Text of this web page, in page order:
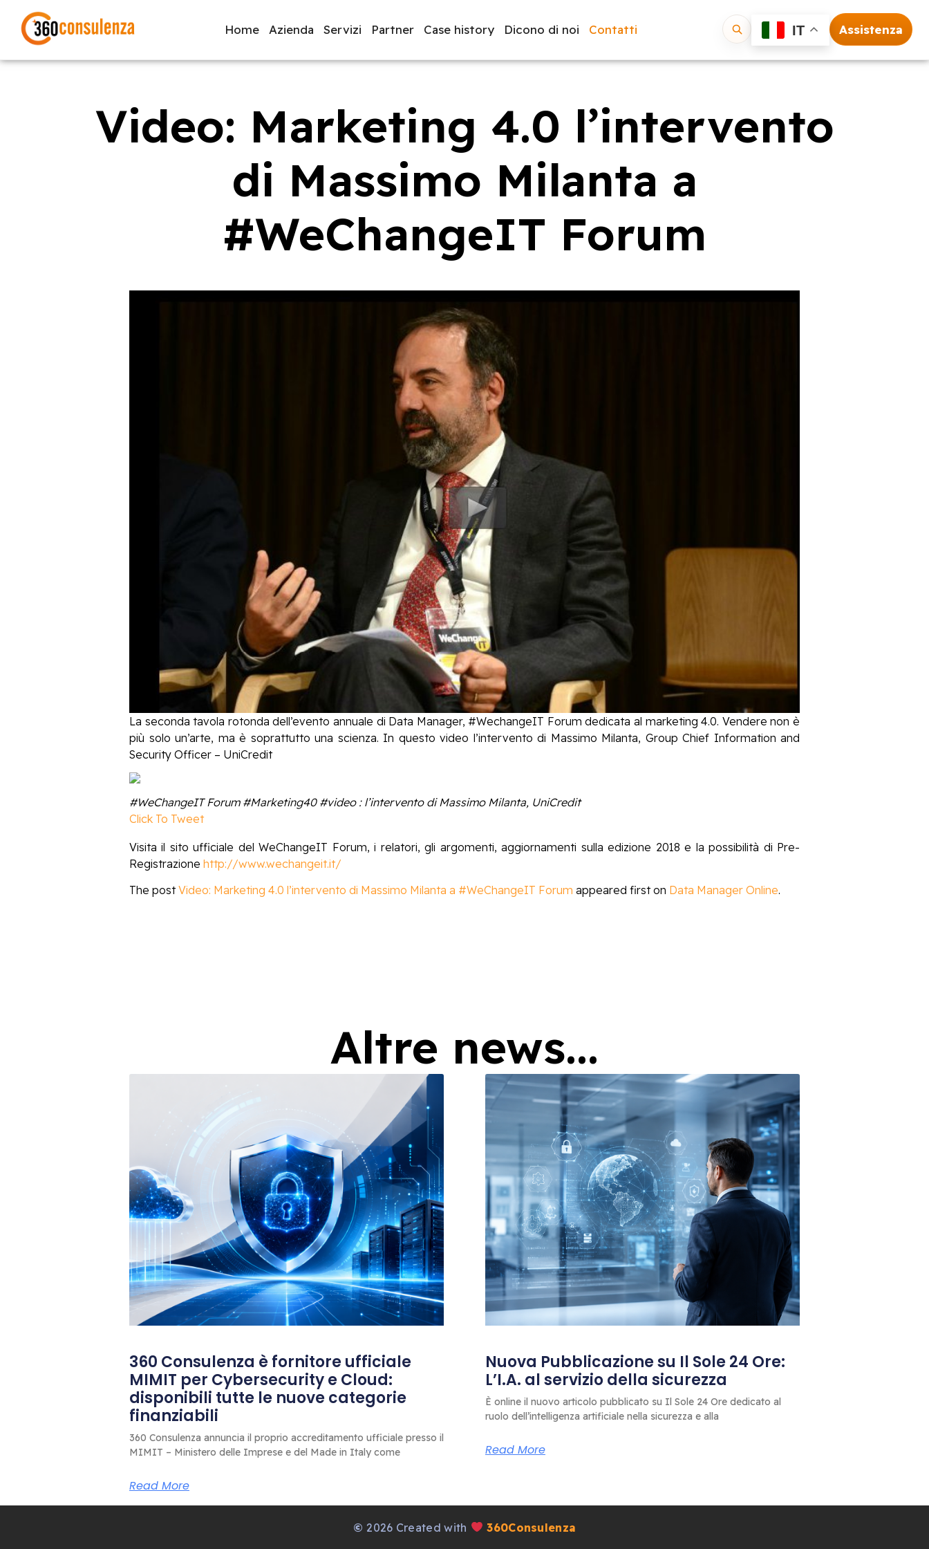
Home Azienda Servizi Partner Case history Dicono di noi Contatti IT Assistenza
GDPR NIS2 Bandi ISO 27001 Sviluppo software
Inizia a digitare per visualizzare le pagine consigliate.
Video: Marketing 4.0 l’intervento
di Massimo Milanta a
#WeChangeIT Forum
La seconda tavola rotonda dell’evento annuale di Data Manager, #WechangeIT Forum dedicata al marketing 4.0. Vendere non è
più solo un’arte, ma è soprattutto una scienza. In questo video l’intervento di Massimo Milanta, Group Chief Information and
Security Officer – UniCredit
#WeChangeIT Forum #Marketing40 #video : l’intervento di Massimo Milanta, UniCredit
Click To Tweet
Visita il sito ufficiale del WeChangeIT Forum, i relatori, gli argomenti, aggiornamenti sulla edizione 2018 e la possibilità di Pre-
Registrazione http://www.wechangeit.it/
The postVideo: Marketing 4.0 l’intervento di Massimo Milanta a #WeChangeIT Forum appeared first on Data Manager Online.
Altre news...
360 Consulenza è fornitore ufficiale
MIMIT per Cybersecurity e Cloud:
disponibili tutte le nuove categorie
finanziabili
360 Consulenza annuncia il proprio accreditamento ufficiale presso il
MIMIT – Ministero delle Imprese e del Made in Italy come
Read More
Nuova Pubblicazione su Il Sole 24 Ore:
L’I.A. al servizio della sicurezza
È online il nuovo articolo pubblicato su Il Sole 24 Ore dedicato al
ruolo dell’intelligenza artificiale nella sicurezza e alla
Read More
© 2026 Created with 360Consulenza